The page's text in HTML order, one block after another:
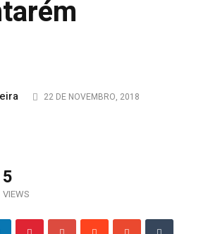
22 DE NOVEMBRO, 2018
5
VIEWS